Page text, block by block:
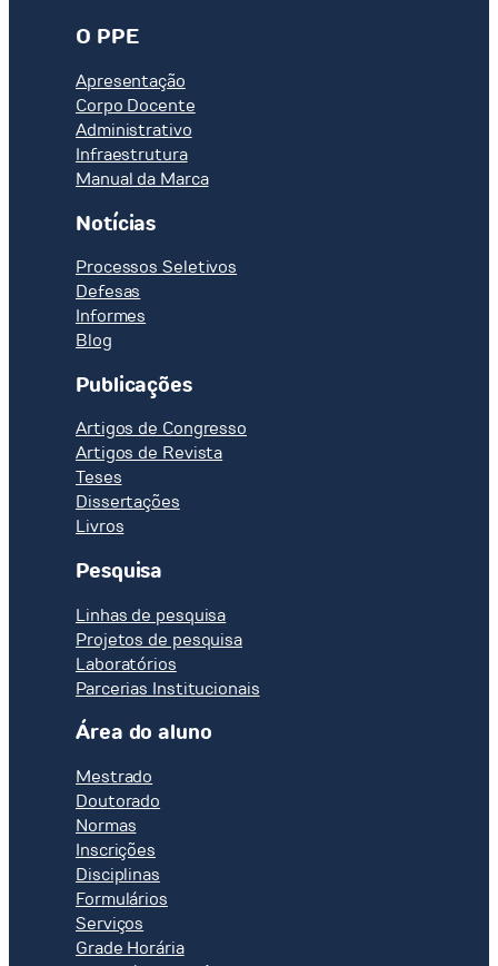
O PPE
Apresentação
Corpo Docente
Administrativo
Infraestrutura
Manual da Marca
Notícias
Processos Seletivos
Defesas
Informes
Blog
Publicações
Artigos de Congresso
Artigos de Revista
Teses
Dissertações
Livros
Pesquisa
Linhas de pesquisa
Projetos de pesquisa
Laboratórios
Parcerias Institucionais
Área do aluno
Mestrado
Doutorado
Normas
Inscrições
Disciplinas
Formulários
Serviços
Grade Horária